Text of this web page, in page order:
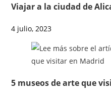
Viajar a la ciudad de
4 julio, 2023
5 museos de arte que